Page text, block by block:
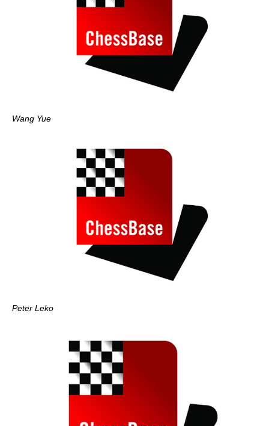
Wang Yue
Peter Leko